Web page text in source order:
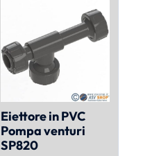
Eiettore in PVC
Pompa venturi
SP820